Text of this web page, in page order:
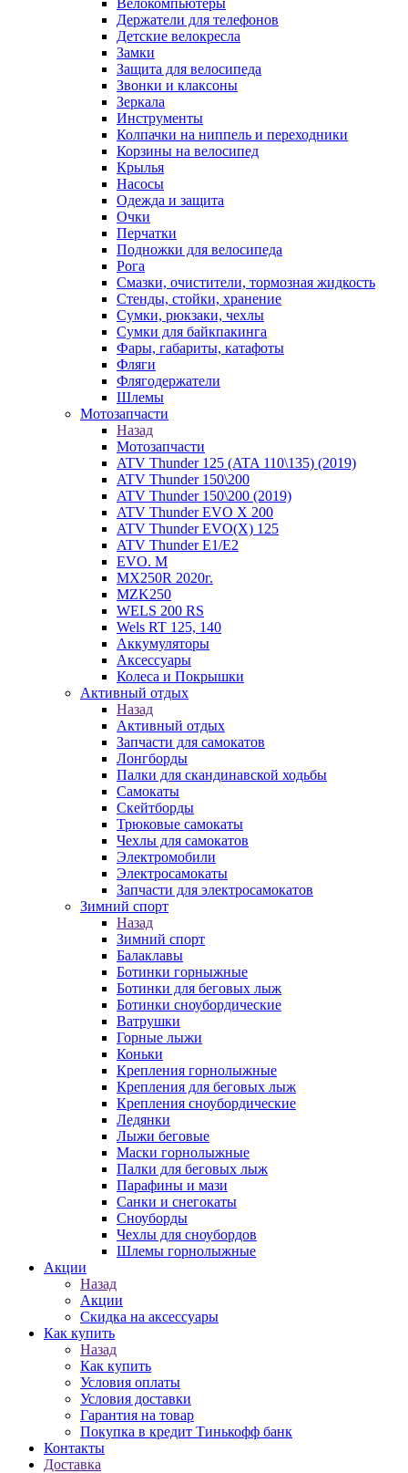
Велокомпьютеры
Держатели для телефонов
Детские велокресла
Замки
Защита для велосипеда
Звонки и клаксоны
Зеркала
Инструменты
Колпачки на ниппель и переходники
Корзины на велосипед
Крылья
Насосы
Одежда и защита
Очки
Перчатки
Подножки для велосипеда
Рога
Смазки, очистители, тормозная жидкость
Стенды, стойки, хранение
Сумки, рюкзаки, чехлы
Сумки для байкпакинга
Фары, габариты, катафоты
Фляги
Флягодержатели
Шлемы
Мотозапчасти
Назад
Мотозапчасти
ATV Thunder 125 (ATA 110\135) (2019)
ATV Thunder 150\200
ATV Thunder 150\200 (2019)
ATV Thunder EVO X 200
ATV Thunder EVO(X) 125
ATV Thunder Е1/Е2
EVO. M
MX250R 2020г.
MZK250
WELS 200 RS
Wels RT 125, 140
Аккумуляторы
Аксессуары
Колеса и Покрышки
Активный отдых
Назад
Активный отдых
Запчасти для самокатов
Лонгборды
Палки для скандинавской ходьбы
Самокаты
Скейтборды
Трюковые самокаты
Чехлы для самокатов
Электромобили
Электросамокаты
Запчасти для электросамокатов
Зимний спорт
Назад
Зимний спорт
Балаклавы
Ботинки горныжные
Ботинки для беговых лыж
Ботинки сноубордические
Ватрушки
Горные лыжи
Коньки
Крепления горнолыжные
Крепления для беговых лыж
Крепления сноубордические
Ледянки
Лыжи беговые
Маски горнолыжные
Палки для беговых лыж
Парафины и мази
Санки и снегокаты
Сноуборды
Чехлы для сноубордов
Шлемы горнолыжные
Акции
Назад
Акции
Скидка на аксессуары
Как купить
Назад
Как купить
Условия оплаты
Условия доставки
Гарантия на товар
Покупка в кредит Тинькофф банк
Контакты
Доставка